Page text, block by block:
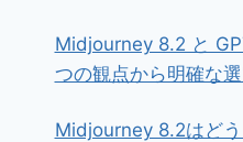
Midjourney 8.2 と
つの観点から明確な
Midjourney 8.2はど